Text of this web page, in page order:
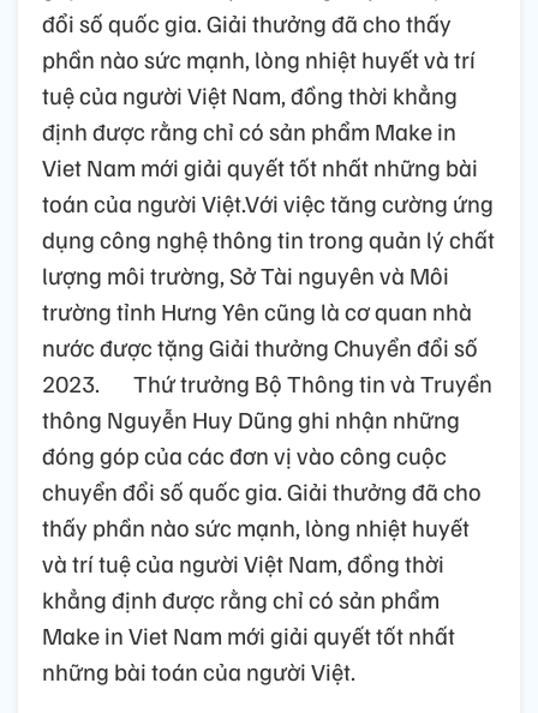
đổi số quốc gia. Giải thưởng đã cho thấy
phần nào sức mạnh, lòng nhiệt huyết và trí
tuệ của người Việt Nam, đồng thời khẳng
định được rằng chỉ có sản phẩm Make in
Viet Nam mới giải quyết tốt nhất những bài
toán của người Việt.Với việc tăng cường ứng
dụng công nghệ thông tin trong quản lý chất
lượng môi trường, Sở Tài nguyên và Môi
trường tỉnh Hưng Yên cũng là cơ quan nhà
nước được tặng Giải thưởng Chuyển đổi số
2023. Thứ trưởng Bộ Thông tin và Truyền
thông Nguyễn Huy Dũng ghi nhận những
đóng góp của các đơn vị vào công cuộc
chuyển đổi số quốc gia. Giải thưởng đã cho
thấy phần nào sức mạnh, lòng nhiệt huyết
và trí tuệ của người Việt Nam, đồng thời
khẳng định được rằng chỉ có sản phẩm
Make in Viet Nam mới giải quyết tốt nhất
những bài toán của người Việt.